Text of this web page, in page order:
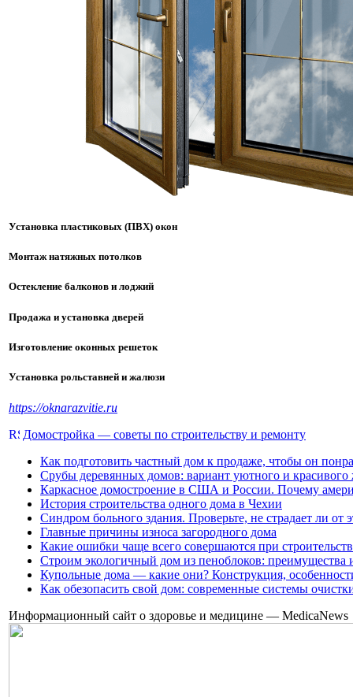
Установка пластиковых (ПВХ) окон
Монтаж натяжных потолков
Остекление балконов и лоджий
Продажа и установка дверей
Изготовление оконных решеток
Установка рольставней и жалюзи
https://oknarazvitie.ru
Домостройка — советы по строительству и ремонту
Как подготовить частный дом к продаже, чтобы он
Срубы деревянных домов: вариант уютного и
Каркасное домостроение в США и России. Почему
История строительства одного дома в Чехии
Синдром больного здания. Проверьте, не страдает ли от
Главные причины износа загородного дома
Какие ошибки чаще всего совершаются при
Строим экологичный дом из пеноблоков: преимущества
Купольные дома — какие они? Конструкция,
Как обезопасить свой дом: современные системы
Информационный сайт о здоровье и медицине — MedicaNews